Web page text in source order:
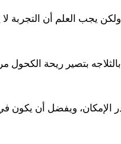
يجب العلم أن التجربة لا
بتصير ريحة الكحول
الإمكان، ويفضل أن يكون